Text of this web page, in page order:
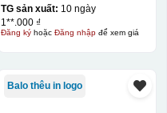
TG sản xuất: 10 ngày
1**.000 ₫
Đăng kýhoặc Đăng nhậpđể xem giá
Balo thêu in logo